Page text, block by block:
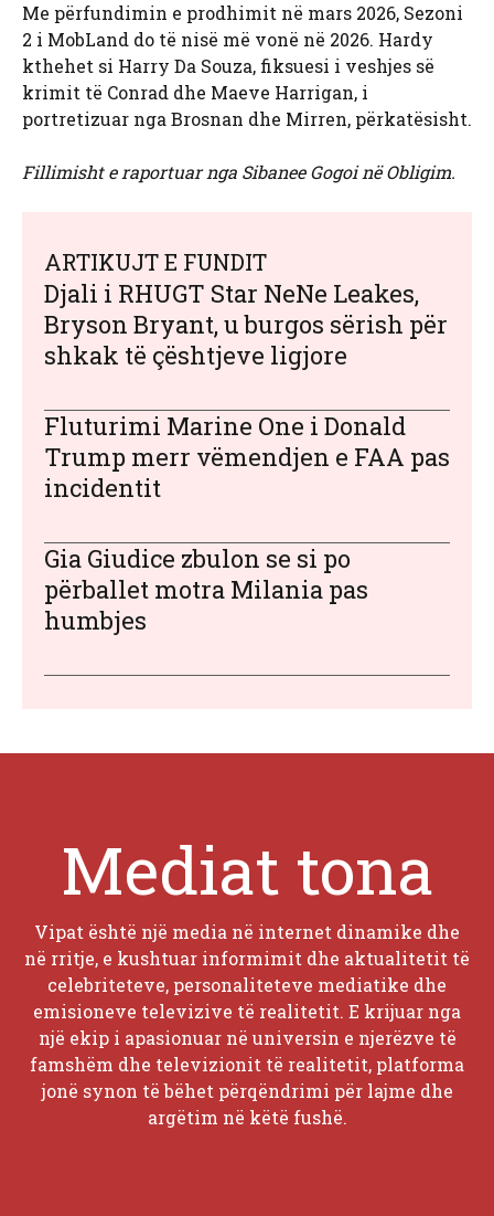
Me përfundimin e prodhimit në mars 2026, Sezoni
2 i MobLand do të nisë më vonë në 2026. Hardy
kthehet si Harry Da Souza, fiksuesi i veshjes së
krimit të Conrad dhe Maeve Harrigan, i
portretizuar nga Brosnan dhe Mirren, përkatësisht.
Fillimisht e raportuar nga Sibanee Gogoi në Obligim.
ARTIKUJT E FUNDIT
Djali i RHUGT Star NeNe Leakes,
Bryson Bryant, u burgos sërish për
shkak të çështjeve ligjore
Fluturimi Marine One i Donald
Trump merr vëmendjen e FAA pas
incidentit
Gia Giudice zbulon se si po
përballet motra Milania pas
humbjes
Mediat tona
Vipat është një media në internet dinamike dhe
në rritje, e kushtuar informimit dhe aktualitetit të
celebriteteve, personaliteteve mediatike dhe
emisioneve televizive të realitetit. E krijuar nga
një ekip i apasionuar në universin e njerëzve të
famshëm dhe televizionit të realitetit, platforma
jonë synon të bëhet përqëndrimi për lajme dhe
argëtim në këtë fushë.